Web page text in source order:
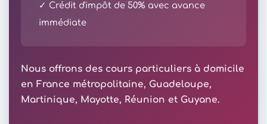
✓ Crédit d'impôt de 50% avec avance
immédiate
Nous offrons des cours particuliers à domicile
en France métropolitaine, Guadeloupe,
Martinique, Mayotte, Réunion et Guyane.